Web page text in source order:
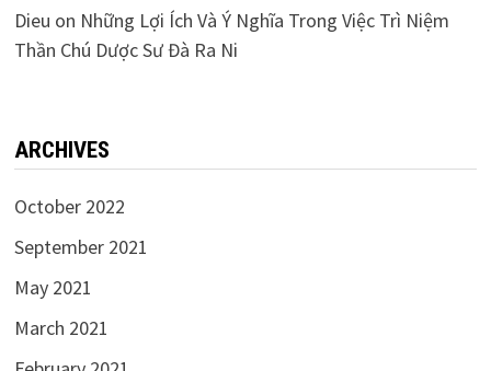
Dieu on Những Lợi Ích Và Ý Nghĩa Trong Việc Trì Niệm
Thần Chú Dược Sư Đà Ra Ni
ARCHIVES
October 2022
September 2021
May 2021
March 2021